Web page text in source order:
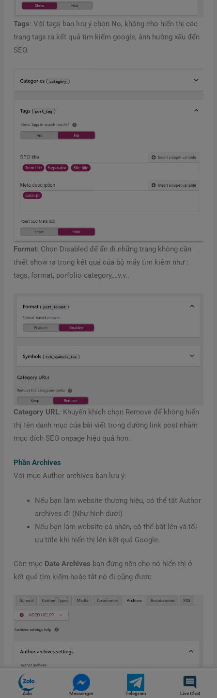
Tags: Với tags bạn lưu ý chọn No, không cho hiển thị các
trang tags ra kết quả tìm kiếm google, ảnh hưởng xấu đến
SEO.
Format: Chọn Disabled để ẩn đi những trang không cần
thiết show ra trong kết quả của bộ máy tìm kiếm như :
tags, format, porfolio category,…v.v..
Category URL: Khuyến khích chọn Remove để không hiển
thị tên danh mục của bài viết trong đường link post nhằm
mục đích SEO onpage hiệu quả hơn.
Phần Archives
Với mục Author archives bạn lưu ý:
Nếu bạn làm website thương hiệu, có thể tắt Author
archives đi (Như hình dưới)
Nếu bạn làm website cá nhân, có thể bật lên và tối
ưu title khi hiển thị lên kết quả Google.
Còn mục Date Archives bạn đừng nên cho nó hiển thị ở
kết quả tìm kiếm hoặc tắt nó đi cũng được
Zalo Messenger Telegram Live Chat